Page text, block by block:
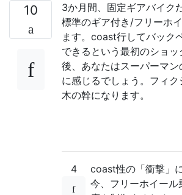
10
3か月間、固定ギアバイク
標準のギア付き/フリーホ
ます。coast行してバック
できるという最初のショッ
後、あなたはスーパーマン
に感じるでしょう。フィ
木の幹になります。
4
coast性の「衝撃」
今、フリーホイール